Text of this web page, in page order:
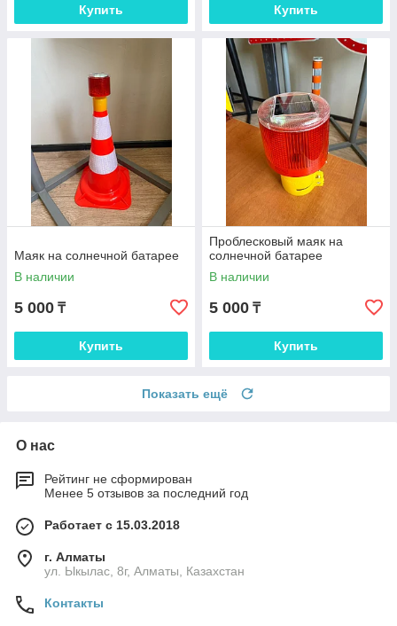
Купить Купить
Маяк на солнечной батарее
В наличии
5 000 ₸
Купить
Проблесковый маяк на
солнечной батарее
В наличии
5 000 ₸
Купить
Показать ещё
О нас
Рейтинг не сформирован
Менее 5 отзывов за последний год
Работает с 15.03.2018
г. Алматы
ул. Ыкылас, 8г, Алматы, Казахстан
Контакты